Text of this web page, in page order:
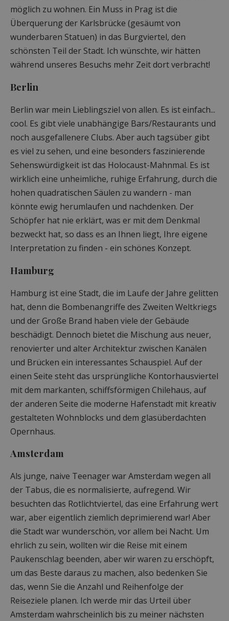
möglich zu wohnen. Ein Muss in Prag ist die
Überquerung der Karlsbrücke (gesäumt von
wunderbaren Statuen) in das Burgviertel, den
schönsten Teil der Stadt. Ich wünschte, wir hätten
während unseres Besuchs mehr Zeit dort verbracht!
Berlin
Berlin war mein Lieblingsziel von allen. Es ist einfach...
cool. Es gibt viele unabhängige Bars/Restaurants und
noch ausgefallenere Clubs. Aber auch tagsüber gibt
es viel zu sehen, und eine besonders faszinierende
Sehenswürdigkeit ist das Holocaust-Mahnmal. Es ist
wirklich eine unheimliche, ruhige Erfahrung, durch die
hohen quadratischen Säulen zu wandern - man
könnte ewig herumlaufen und nachdenken. Der
Schöpfer hat nie erklärt, was er mit dem Denkmal
bezweckt hat, so dass es an Ihnen liegt, Ihre eigene
Interpretation zu finden - ein schönes Konzept.
Hamburg
Hamburg ist eine Stadt, die im Laufe der Jahre gelitten
hat, denn die Bombenangriffe des Zweiten Weltkriegs
und der Große Brand haben viele der Gebäude
beschädigt. Dennoch bietet die Mischung aus neuer,
renovierter und alter Architektur zwischen Kanälen
und Brücken ein interessantes Schauspiel. Auf der
einen Seite steht das ursprüngliche Kontorhausviertel
mit dem markanten, schiffsförmigen Chilehaus, auf
der anderen Seite die moderne Hafenstadt mit kreativ
gestalteten Wohnblocks und dem glasüberdachten
Opernhaus.
Amsterdam
Als junge, naive Teenager war Amsterdam wegen all
der Tabus, die es normalisierte, aufregend. Wir
besuchten das Rotlichtviertel, das eine Erfahrung wert
war, aber eigentlich ziemlich deprimierend war! Aber
die Stadt war wunderschön, vor allem bei Nacht. Um
ehrlich zu sein, wollten wir die Reise mit einem
Paukenschlag beenden, aber wir waren zu erschöpft,
um das Beste daraus zu machen, also bedenken Sie
das, wenn Sie die Anzahl und Reihenfolge der
Reiseziele planen. Ich werde mir das Urteil über
Amsterdam wahrscheinlich bis zu meiner nächsten